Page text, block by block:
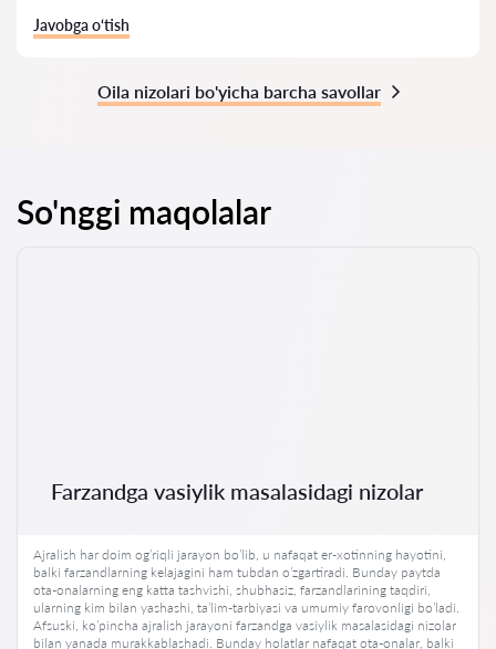
Javobga o‘tish
Oila nizolari bo'yicha barcha savollar
So'nggi maqolalar
Farzandga vasiylik masalasidagi nizolar
Ajralish har doim og’riqli jarayon bo’lib, u nafaqat er-xotinning hayotini,
balki farzandlarning kelajagini ham tubdan o’zgartiradi. Bunday paytda
ota-onalarning eng katta tashvishi, shubhasiz, farzandlarining taqdiri,
ularning kim bilan yashashi, ta’lim-tarbiyasi va umumiy farovonligi bo’ladi.
Afsuski, ko’pincha ajralish jarayoni farzandga vasiylik masalasidagi nizolar
bilan yanada murakkablashadi. Bunday holatlar nafaqat ota-onalar, balki